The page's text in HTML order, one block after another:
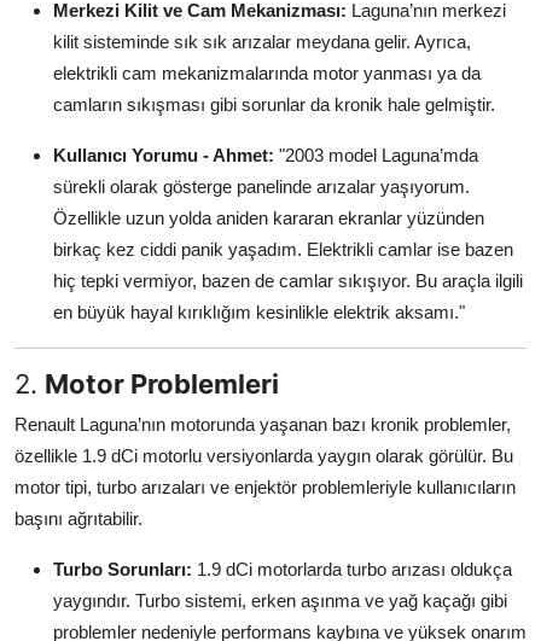
Merkezi Kilit ve Cam Mekanizması: Laguna’nın merkezi
kilit sisteminde sık sık arızalar meydana gelir. Ayrıca,
elektrikli cam mekanizmalarında motor yanması ya da
camların sıkışması gibi sorunlar da kronik hale gelmiştir.
Kullanıcı Yorumu - Ahmet: "2003 model Laguna’mda
sürekli olarak gösterge panelinde arızalar yaşıyorum.
Özellikle uzun yolda aniden kararan ekranlar yüzünden
birkaç kez ciddi panik yaşadım. Elektrikli camlar ise bazen
hiç tepki vermiyor, bazen de camlar sıkışıyor. Bu araçla ilgili
en büyük hayal kırıklığım kesinlikle elektrik aksamı."
2. Motor Problemleri
Renault Laguna’nın motorunda yaşanan bazı kronik problemler,
özellikle 1.9 dCi motorlu versiyonlarda yaygın olarak görülür. Bu
motor tipi, turbo arızaları ve enjektör problemleriyle kullanıcıların
başını ağrıtabilir.
Turbo Sorunları: 1.9 dCi motorlarda turbo arızası oldukça
yaygındır. Turbo sistemi, erken aşınma ve yağ kaçağı gibi
problemler nedeniyle performans kaybına ve yüksek onarım